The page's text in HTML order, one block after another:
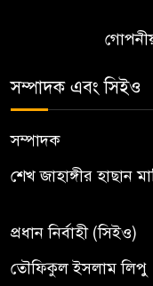
সম্পাদক এবং সিইও
সম্পাদক
শেখ জাহাঙ্গীর হাছান
প্রধান নির্বাহী (সিইও)
তৌফিকুল ইসলাম লিপু